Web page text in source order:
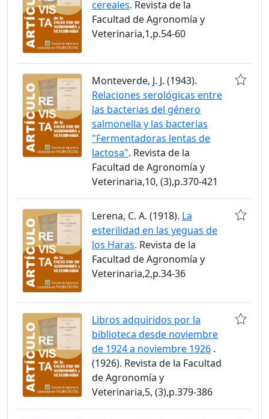
cereales. Revista de la
Facultad de Agronomía y
Veterinaria,1,p.54-60
Monteverde, J. J. (1943).
Relaciones serológicas entre
las bacterias del género
salmonella y las bacterias
"Fermentadoras lentas de
lactosa". Revista de la
Facultad de Agronomía y
Veterinaria,10, (3),p.370-421
Lerena, C. A. (1918). La
esterilidad en las yeguas de
los Haras. Revista de la
Facultad de Agronomía y
Veterinaria,2,p.34-36
Libros adquiridos por la
biblioteca desde noviembre
de 1924 a noviembre 1926 .
(1926). Revista de la Facultad
de Agronomía y
Veterinaria,5, (3),p.379-386